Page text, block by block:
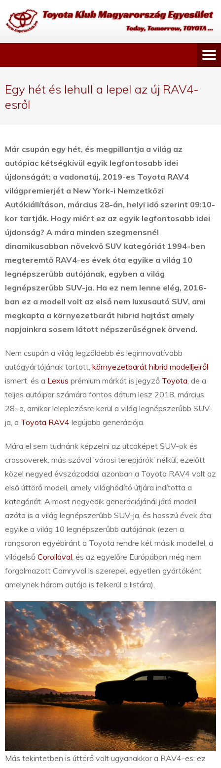
Egy hét és lehull a lepel az új RAV4-
esről
Már csupán egy hét, és megpillantja a világ az
autópiac kétségkívül egyik legfontosabb idei
újdonságát: a vadonatúj, 2019-es Toyota RAV4
világpremierjét a New York-i Nemzetközi
Autókiállításon, március 28-án, helyi idő szerint 09:10-
kor tartják. Hogy miért ez az egyik legfontosabb idei
újdonság? A mára minden szegmensnél
dinamikusabban növekvő SUV kategóriát 1994-ben
megteremtő RAV4-es évek óta egyike a világ 10
legnépszerűbb autójának, egyben a világ
legnépszerűbb SUV-ja. Ha ez nem lenne elég, 2016-
ban ez a modell volt az első nem luxusautó SUV, ami
megkapta a környezetbarát hibrid hajtást amely
napjainkra sosem látott népszerűségnek örvend.
Nem csupán a világ legzöldebb és leginnovatívabb
autógyártójának tartott, környezetbarát hibrid modelljeiről
ismert, és a Lexus prémium márkát is jegyző Toyota, de a
teljes autóipar számára fontos dátum lesz 2018. március
28.-a, amikor leleplezésre kerül a világ legnépszerűbb SUV-
ja, a Toyota RAV4 legújabb generációja.
Mára el sem tudnánk képzelni az utcaképet SUV-ok és
crossoverek, más szóval ’városi terepjárók’ nélkül, ezelőtt
közel negyed évszázaddal azonban a Toyota RAV4 volt az
első úttörő modell, amely világhódító útjára indította a
kategóriát. A most negyedik generációjánál járó modell
azóta is a világ legnépszerűbb SUV-ja, és hosszú évek óta
egyike a világ 10 legnépszerűbb autójának (ezen a
rangsoron egyébiránt a Toyota rendre két másik modellel, a
világelső Corollával, és az egyelőre Európában még nem
forgalmazott Camryval is szerepel, egyetlen gyártóként
amelynek három autója is felkerül a listára).
Más tekintetben is úttörő volt ugyanakkor a RAV4-es: ez